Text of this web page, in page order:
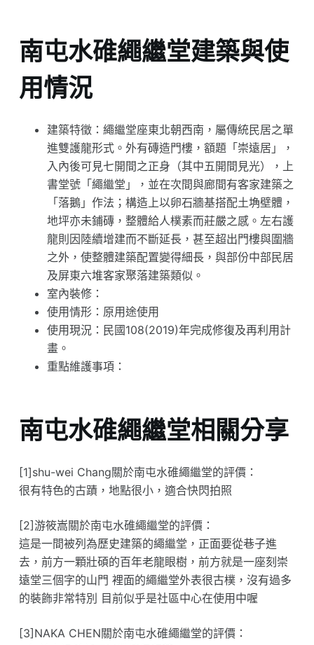
南屯水碓繩繼堂建築與使
用情況
建築特徵：繩繼堂座東北朝西南，屬傳統民居之單
進雙護龍形式。外有磚造門樓，額題「崇遠居」，
入內後可見七開間之正身（其中五開間見光），上
書堂號「繩繼堂」，並在次間與廊間有客家建築之
「落鵝」作法；構造上以卵石牆基搭配土埆壁體，
地坪亦未鋪磚，整體給人樸素而莊嚴之感。左右護
龍則因陸續增建而不斷延長，甚至超出門樓與圍牆
之外，使整體建築配置變得細長，與部份中部民居
及屏東六堆客家聚落建築類似。
室內裝修：
使用情形：原用途使用
使用現況：民國108(2019)年完成修復及再利用計
畫。
重點維護事項：
南屯水碓繩繼堂相關分享
[1]shu-wei Chang關於南屯水碓繩繼堂的評價：
很有特色的古蹟，地點很小，適合快閃拍照
[2]游筱嵩關於南屯水碓繩繼堂的評價：
這是一間被列為歷史建築的繩繼堂，正面要從巷子進
去，前方一顆壯碩的百年老龍眼樹，前方就是一座刻崇
遠堂三個字的山門 裡面的繩繼堂外表很古樸，沒有過多
的裝飾非常特別 目前似乎是社區中心在使用中喔
[3]NAKA CHEN關於南屯水碓繩繼堂的評價：